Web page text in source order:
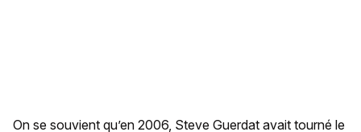
On se souvient qu’en 2006, Steve Guerdat avait tourné le